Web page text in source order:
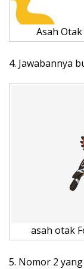
Asah
4. Jawabannya
asah otak
5. Nomor 2